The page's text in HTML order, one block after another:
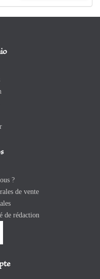
?
de vente
de rédaction